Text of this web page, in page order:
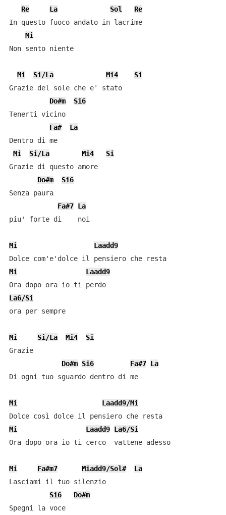
Re La Sol
Re
In questo fuoco andato in lacrime
Mi
Non sento niente
Mi Si/La Mi4
Si
Grazie del sole che e' stato
Do#m
Si6
Tenerti vicino
Fa#
La
Dentro di me
Mi
Si/La Mi4
Si
Grazie di questo amore
Do#m
Si6
Senza paura
Fa#7 La
piu' forte di    noi
Mi
Laadd9
Dolce com'e'dolce il pensiero che resta
Mi
Laadd9
Ora dopo ora io ti perdo
La6/Si
ora per sempre
Mi Si/La Mi4
Si
Grazie
Do#m Si6 Fa#7 La
Di ogni tuo sguardo dentro di me
Mi
Laadd9/Mi
Dolce così dolce il pensiero che resta
Mi
Laadd9 La6/Si
Ora dopo ora io ti cerco  vattene adesso
Mi Fa#m7 Miadd9/Sol#
La
Lasciami il tuo silenzio
Si6
Do#m
Spegni la voce